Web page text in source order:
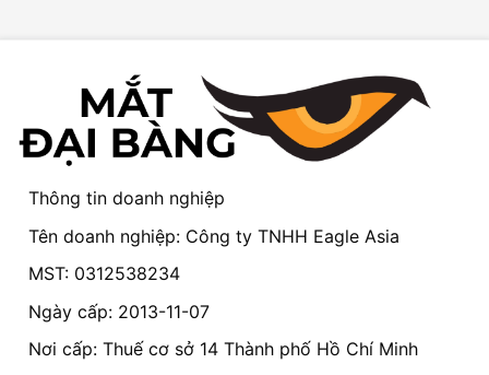
Thông tin doanh nghiệp
Tên doanh nghiệp: Công ty TNHH Eagle Asia
MST: 0312538234
Ngày cấp: 2013-11-07
Nơi cấp: Thuế cơ sở 14 Thành phố Hồ Chí Minh